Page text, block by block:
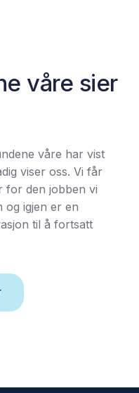
våre sier
våre har vist
viser oss. Vi får
for den jobben vi
og igjen er en
til å fortsatt